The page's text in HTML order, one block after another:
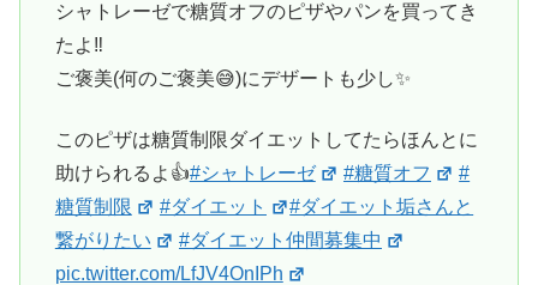
シャトレーゼで糖質オフのピザやパンを買ってき
たよ‼️
ご褒美(何のご褒美😅)にデザートも少し✨
このピザは糖質制限ダイエットしてたらほんとに
助けられるよ👍#シャトレーゼ #糖質オフ
#
糖質制限
#ダイエット
#ダイエット垢さんと
繋がりたい
#ダイエット仲間募集中
pic.twitter.com/LfJV4OnIPh